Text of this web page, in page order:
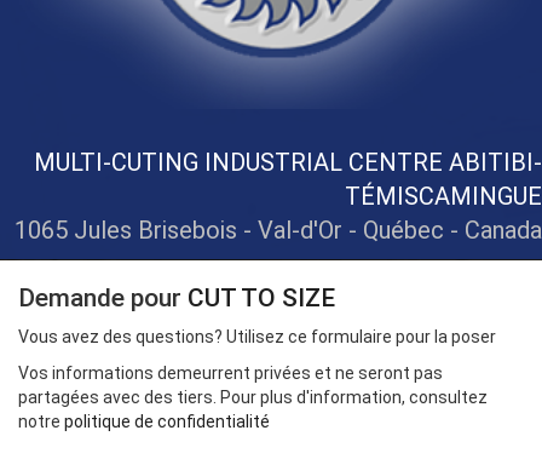
MULTI-CUTING INDUSTRIAL CENTRE ABITIBI-
TÉMISCAMINGUE
1065 Jules Brisebois - Val-d'Or - Québec - Canada
Demande pour CUT TO SIZE
Vous avez des questions? Utilisez ce formulaire pour la poser
Vos informations demeurrent privées et ne seront pas
partagées avec des tiers. Pour plus d'information, consultez
notre politique de confidentialité